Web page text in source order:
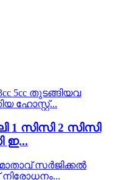
1 സിസി 2 സിസി
ഇ...